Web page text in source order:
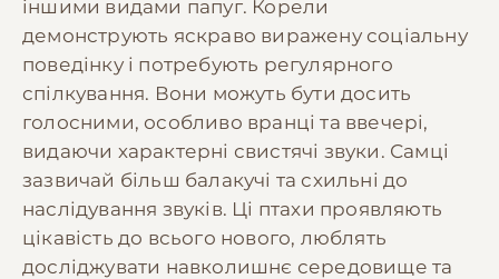
іншими видами папуг. Корели
демонструють яскраво виражену соціальну
поведінку і потребують регулярного
спілкування. Вони можуть бути досить
голосними, особливо вранці та ввечері,
видаючи характерні свистячі звуки. Самці
зазвичай більш балакучі та схильні до
наслідування звуків. Ці птахи проявляють
цікавість до всього нового, люблять
досліджувати навколишнє середовище та